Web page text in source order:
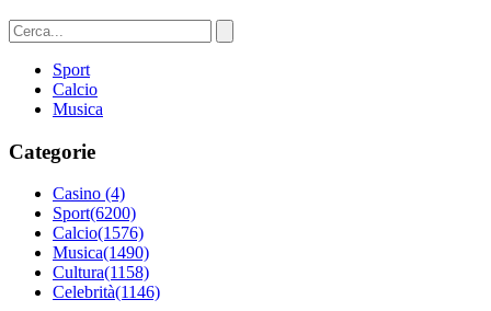
Sport
Calcio
Musica
Categorie
Casino (4)
Sport(6200)
Calcio(1576)
Musica(1490)
Cultura(1158)
Celebrità(1146)